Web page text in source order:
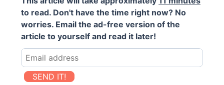
to read. Don't have the time right now? No
worries. Email the ad-free version of the
article to yourself and read it later!
SEND IT!